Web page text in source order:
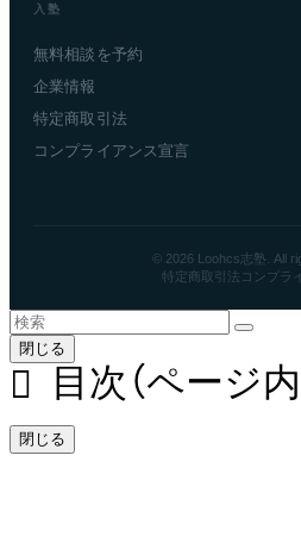
入塾
無料相談を予約
企業情報
特定商取引法
コンプライアンス宣言
© 2026 Loohcs志塾. All
特定商取引法 コンプラ
閉じる
目次（ページ
閉じる